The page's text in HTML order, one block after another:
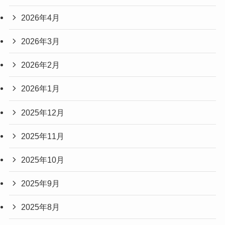
2026年4月
2026年3月
2026年2月
2026年1月
2025年12月
2025年11月
2025年10月
2025年9月
2025年8月